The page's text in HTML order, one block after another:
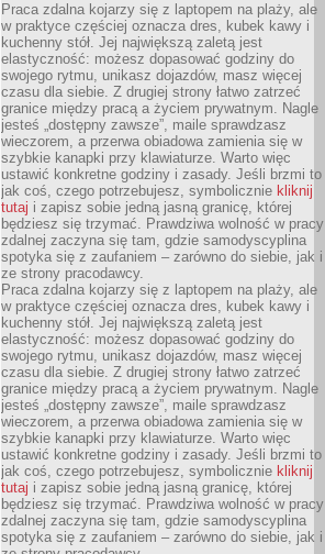
Praca zdalna kojarzy się z laptopem na plaży, ale
w praktyce częściej oznacza dres, kubek kawy i
kuchenny stół. Jej największą zaletą jest
elastyczność: możesz dopasować godziny do
swojego rytmu, unikasz dojazdów, masz więcej
czasu dla siebie. Z drugiej strony łatwo zatrzeć
granice między pracą a życiem prywatnym. Nagle
jesteś „dostępny zawsze”, maile sprawdzasz
wieczorem, a przerwa obiadowa zamienia się w
szybkie kanapki przy klawiaturze. Warto więc
ustawić konkretne godziny i zasady. Jeśli brzmi to
jak coś, czego potrzebujesz, symbolicznie kliknij
tutaj i zapisz sobie jedną jasną granicę, której
będziesz się trzymać. Prawdziwa wolność w pracy
zdalnej zaczyna się tam, gdzie samodyscyplina
spotyka się z zaufaniem – zarówno do siebie, jak i
ze strony pracodawcy.
Praca zdalna kojarzy się z laptopem na plaży, ale
w praktyce częściej oznacza dres, kubek kawy i
kuchenny stół. Jej największą zaletą jest
elastyczność: możesz dopasować godziny do
swojego rytmu, unikasz dojazdów, masz więcej
czasu dla siebie. Z drugiej strony łatwo zatrzeć
granice między pracą a życiem prywatnym. Nagle
jesteś „dostępny zawsze”, maile sprawdzasz
wieczorem, a przerwa obiadowa zamienia się w
szybkie kanapki przy klawiaturze. Warto więc
ustawić konkretne godziny i zasady. Jeśli brzmi to
jak coś, czego potrzebujesz, symbolicznie kliknij
tutaj i zapisz sobie jedną jasną granicę, której
będziesz się trzymać. Prawdziwa wolność w pracy
zdalnej zaczyna się tam, gdzie samodyscyplina
spotyka się z zaufaniem – zarówno do siebie, jak i